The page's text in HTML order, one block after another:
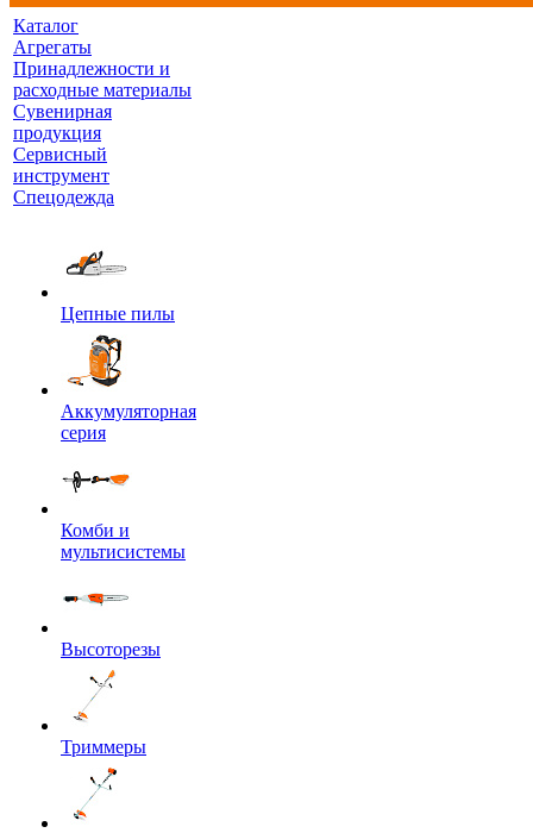
Каталог
Агрегаты
Принадлежности и
расходные материалы
Сувенирная
продукция
Сервисный
инструмент
Спецодежда
Цепные пилы
Аккумуляторная
серия
Комби и
мультисистемы
Высоторезы
Триммеры